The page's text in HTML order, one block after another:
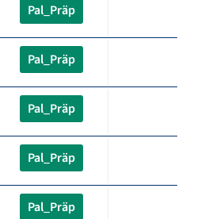
Pal_Präp
Pal_Präp
Pal_Präp
Pal_Präp
Pal_Präp